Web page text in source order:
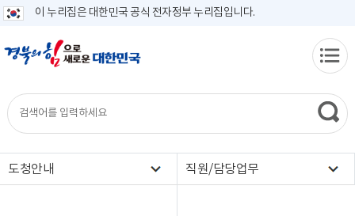
이 누리집은 대한민국 공식 전자정부 누리집입니다.
도청안내 직원/담당업무